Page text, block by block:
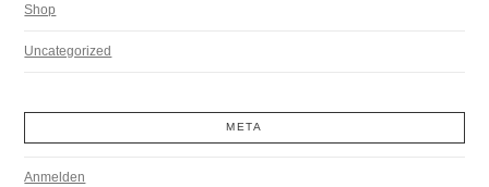
Shop
Uncategorized
META
Anmelden